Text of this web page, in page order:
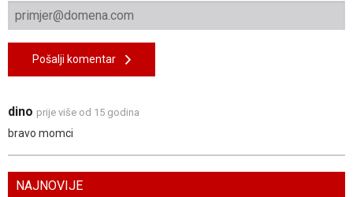
Pošalji komentar
dino prije više od 15 godina
bravo momci
NAJNOVIJE